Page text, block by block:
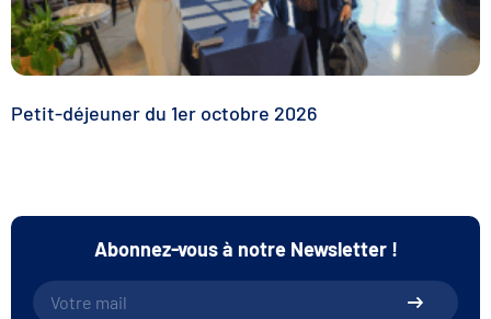
Petit-déjeuner du 1er octobre 2026
Abonnez-vous à notre Newsletter !